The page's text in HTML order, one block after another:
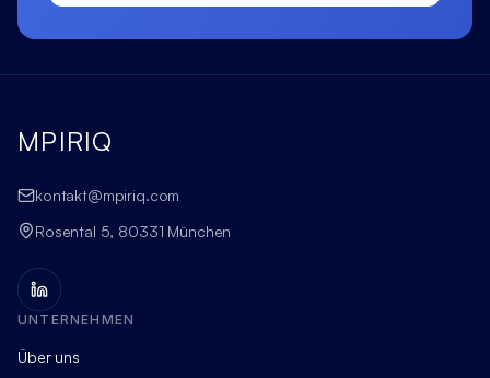
MPIRIQ
kontakt@mpiriq.com
Rosental 5, 80331 München
UNTERNEHMEN
Über uns